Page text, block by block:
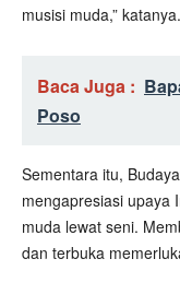
musisi muda,” katanya.
Baca Juga :
Poso
Sementara itu,
mengapresiasi upaya
muda lewat seni.
dan terbuka